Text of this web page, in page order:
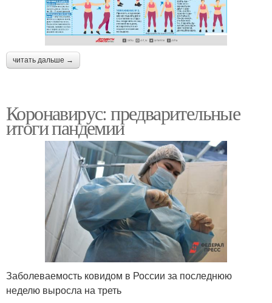
читать дальше →
Коронавирус: предварительные
итоги пандемии
Заболеваемость ковидом в России за последнюю
неделю выросла на треть